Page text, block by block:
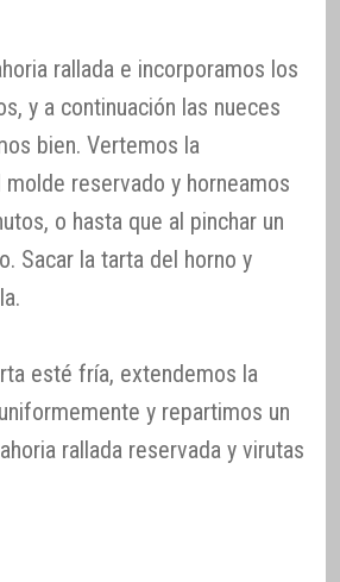
rallada e incorporamos los
y a continuación las nueces
bien. Vertemos la
reservado y horneamos
o hasta que al pinchar un
Sacar la tarta del horno y
esté fría, extendemos la
y repartimos un
rallada reservada y virutas